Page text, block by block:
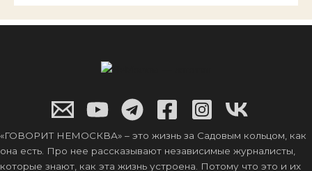
«ГОВОРИТ НЕМОСКВА» – это жизнь за Садовым кольцом, как
она есть. Про нее рассказывают независимые журналисты,
которые знают, как эта жизнь устроена. Потому что это и их